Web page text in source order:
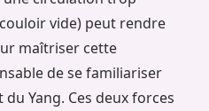
vide) peut rendre
maîtriser cette
de se familiariser
Yang. Ces deux forces